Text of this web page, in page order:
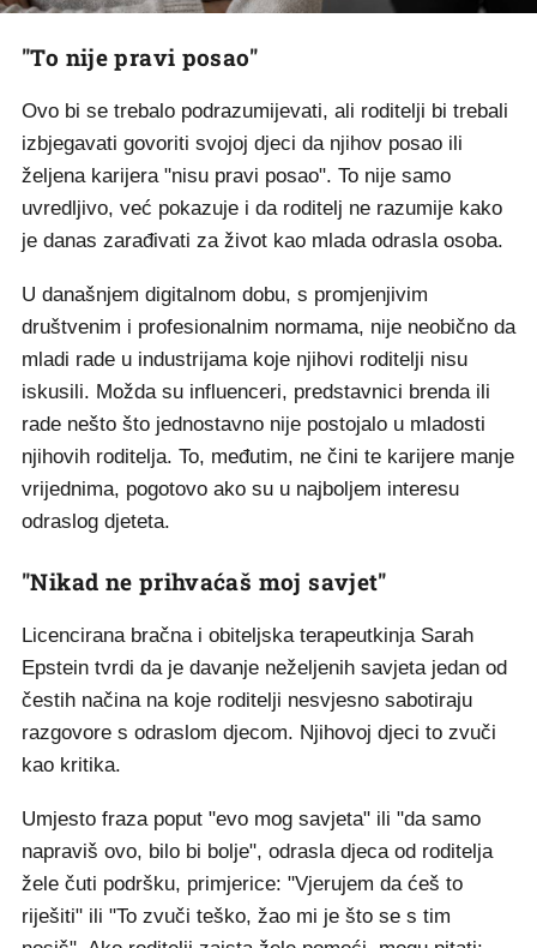
"To nije pravi posao"
Ovo bi se trebalo podrazumijevati, ali roditelji bi trebali
izbjegavati govoriti svojoj djeci da njihov posao ili
željena karijera "nisu pravi posao". To nije samo
uvredljivo, već pokazuje i da roditelj ne razumije kako
je danas zarađivati za život kao mlada odrasla osoba.
U današnjem digitalnom dobu, s promjenjivim
društvenim i profesionalnim normama, nije neobično da
mladi rade u industrijama koje njihovi roditelji nisu
iskusili. Možda su influenceri, predstavnici brenda ili
rade nešto što jednostavno nije postojalo u mladosti
njihovih roditelja. To, međutim, ne čini te karijere manje
vrijednima, pogotovo ako su u najboljem interesu
odraslog djeteta.
"Nikad ne prihvaćaš moj savjet"
Licencirana bračna i obiteljska terapeutkinja Sarah
Epstein tvrdi da je davanje neželjenih savjeta jedan od
čestih načina na koje roditelji nesvjesno sabotiraju
razgovore s odraslom djecom. Njihovoj djeci to zvuči
kao kritika.
Umjesto fraza poput "evo mog savjeta" ili "da samo
napraviš ovo, bilo bi bolje", odrasla djeca od roditelja
žele čuti podršku, primjerice: "Vjerujem da ćeš to
riješiti" ili "To zvuči teško, žao mi je što se s tim